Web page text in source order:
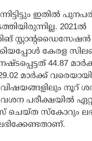
ഇതിൽ
2021ൽ
സ്റ്റാന്റഡൈസേഷൻ
കേരള
44.87
മാർക്ക്
നൂറ്
പരീക്ഷയിൽ
സ്കോറും
ലഭിക്കേണ്ടതാണ്.